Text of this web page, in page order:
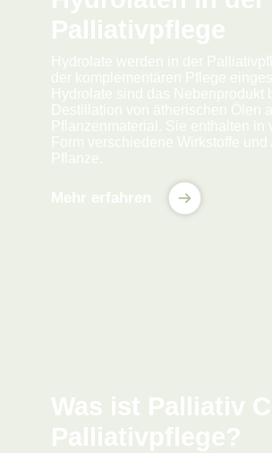
Palliativpflege
Hydrolate werden in der
der komplementären Pflege
Hydrolate sind das Nebenprodukt
Destillation von ätherischen Ölen
Pflanzenmaterial. Sie enthalten in
Form verschiedene Wirkstoffe und
Pflanze.
Mehr erfahren
Was ist Palliativ
Palliativpflege?